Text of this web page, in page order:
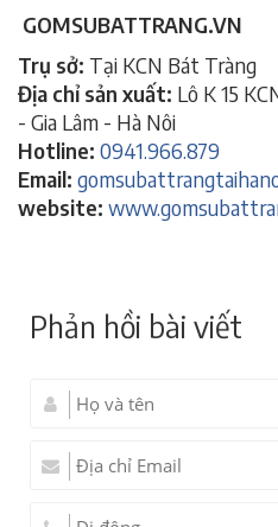
GOMSUBATTRANG.VN
Trụ sở: Tại KCN Bát Tràng
Địa chỉ sản xuất: Lô K 15
- Gia Lâm - Hà Nôi
Hotline: 0941.966.879
Email:
website:
Phản hồi bài viết